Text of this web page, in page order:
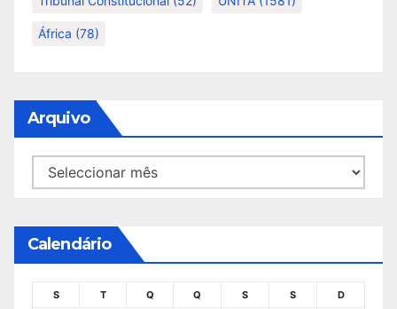
África (78)
Arquivo
Arquivo
Calendário
S T Q Q S S D